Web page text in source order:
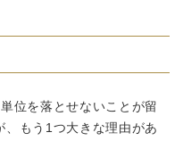
位を落とせないことが留
もう1つ大きな理由があ